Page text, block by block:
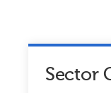
Sector